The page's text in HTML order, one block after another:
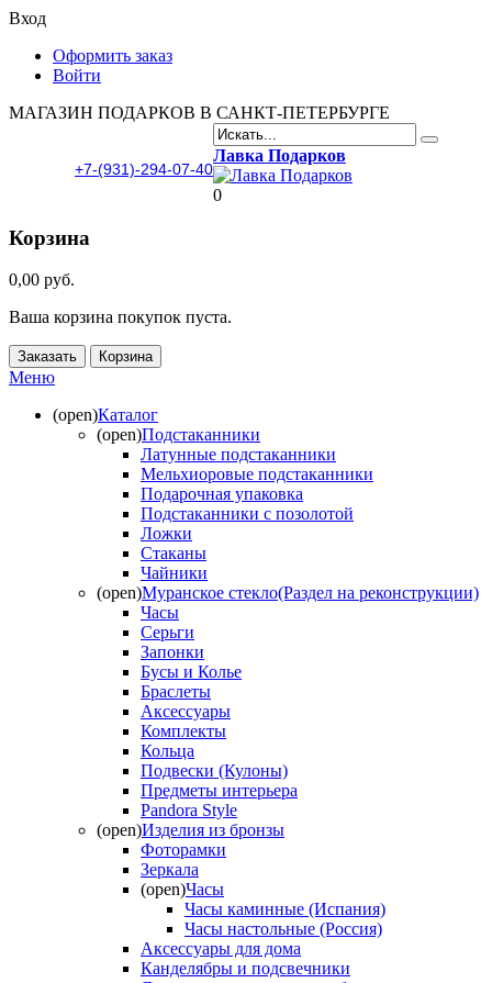
Вход
Оформить заказ
Войти
МАГАЗИН ПОДАРКОВ В САНКТ-ПЕТЕРБУРГЕ
+7-(931)-294-07-40
Лавка Подарков
0
Корзина
0,00 руб.
Ваша корзина покупок пуста.
Заказать Корзина
Меню
(open)Каталог
(open)Подстаканники
Латунные подстаканники
Мельхиоровые подстаканники
Подарочная упаковка
Подстаканники с позолотой
Ложки
Стаканы
Чайники
(open)Муранское стекло(Раздел на реконструкции)
Часы
Серьги
Запонки
Бусы и Колье
Браслеты
Аксессуары
Комплекты
Кольца
Подвески (Кулоны)
Предметы интерьера
Pandora Style
(open)Изделия из бронзы
Фоторамки
Зеркала
(open)Часы
Часы каминные (Испания)
Часы настольные (Россия)
Аксессуары для дома
Канделябры и подсвечники